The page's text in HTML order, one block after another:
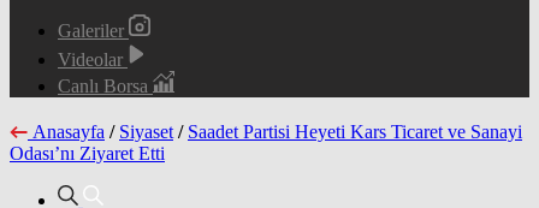
Galeriler
Videolar
Canlı Borsa
Anasayfa / Siyaset / Saadet Partisi Heyeti Kars Ticaret ve Sanayi
Odası’nı Ziyaret Etti